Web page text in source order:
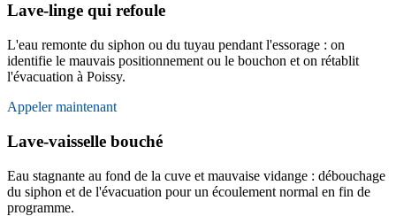
Lave-linge qui refoule
L'eau remonte du siphon ou du tuyau pendant l'essorage : on
identifie le mauvais positionnement ou le bouchon et on rétablit
l'évacuation à Poissy.
Appeler maintenant
Lave-vaisselle bouché
Eau stagnante au fond de la cuve et mauvaise vidange : débouchage
du siphon et de l'évacuation pour un écoulement normal en fin de
programme.